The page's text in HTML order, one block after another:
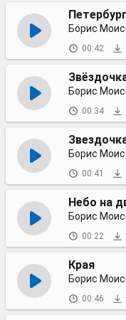
Борис
00:42
Борис
00:34
Борис
00:41
Небо на
Борис
00:22
Края
Борис
00:46